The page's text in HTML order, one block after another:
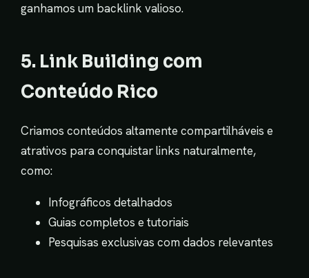
ganhamos um backlink valioso.
5. Link Building com
Conteúdo Rico
Criamos conteúdos altamente compartilháveis e
atrativos para conquistar links naturalmente,
como:
Infográficos detalhados
Guias completos e tutoriais
Pesquisas exclusivas com dados relevantes